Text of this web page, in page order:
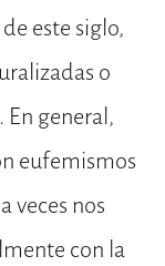
este siglo,
o
En general,
eufemismos
veces nos
con la